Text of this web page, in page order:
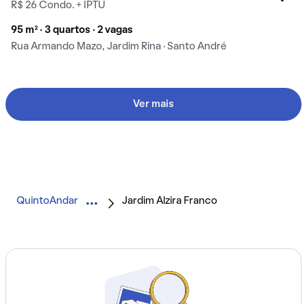
R$ 26 Condo. + IPTU
95 m² · 3 quartos · 2 vagas
Rua Armando Mazo, Jardim Rina · Santo André
Ver mais
QuintoAndar Jardim Alzira Franco